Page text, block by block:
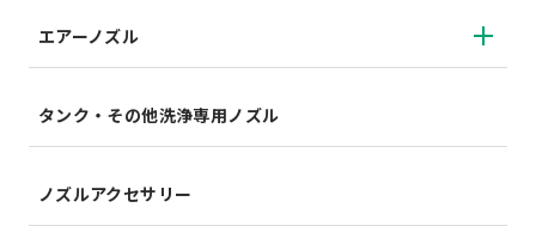
エアーノズル
タンク・その他洗浄専用ノズル
ノズルアクセサリー